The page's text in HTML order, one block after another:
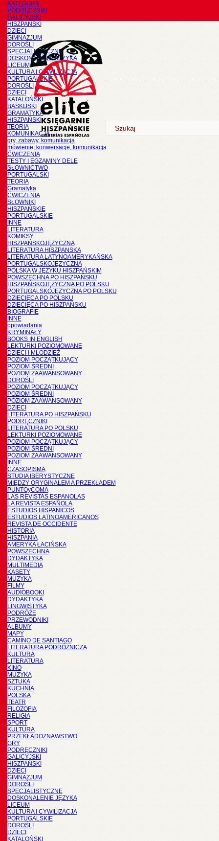
KATEGORIE
PODRĘCZNIKI
GALICYJSKI
HISZPAŃSKI
DZIECI
GIMNAZJUM
DOROŚLI
SPECJALISTYCZNE
DOSKONALENIE JĘZYKA
LICEUM
KULTURA I CYWILIZACJA
PORTUGALSKIE
DOROŚLI
DZIECI
KATALOŃSKI
BASKIJSKI
GRAMATYKA
HISZPAŃSKI
TEORIA
KOMUNIKACJA
gry, zabawy, komunikacja
mówienie, konwersacje, komunikacja
ĆWICZENIA
TESTY I EGZAMINY DELE
SŁOWNICTWO
PORTUGALSKI
TEORIA
Gramatyka
ĆWICZENIA
SŁOWNIKI
HISZPAŃSKIE
PORTUGALSKIE
INNE
LITERATURA
KOMIKSY
HISZPAŃSKOJĘZYCZNA
LITERATURA HISZPANSKA
LITERATURA LATYNOAMERYKAŃSKA
PORTUGALSKOJĘZYCZNA
POLSKA W JĘZYKU HISZPAŃSKIM
POWSZECHNA PO HISZPAŃSKU
HISZPAŃSKOJĘZYCZNA PO POLSKU
PORTUGALSKOJĘZYCZNA PO POLSKU
DZIECIĘCA PO POLSKU
DZIECIĘCA PO HISZPAŃSKU
BIOGRAFIE
INNE
opowiadania
KRYMINAŁY
BOOKS IN ENGLISH
LEKTURKI POZIOMOWANE
DZIECI I MŁODZIEŻ
POZIOM POCZĄTKUJĄCY
POZIOM ŚREDNI
POZIOM ZAAWANSOWANY
DOROŚLI
POZIOM POCZĄTKUJĄCY
POZIOM ŚREDNI
POZIOM ZAAWANSOWANY
DZIECI
LITERATURA PO HISZPAŃSKU
PODRĘCZNIKI
LITERATURA PO POLSKU
LEKTURKI POZIOMOWANE
POZIOM POCZĄTKUJĄCY
POZIOM ŚREDNI
POZIOM ZAAWANSOWANY
INNE
CZASOPISMA
STUDIA IBERYSTYCZNE
MIĘDZY ORYGINAŁEM A PRZEKŁADEM
PUNTOyCOMA
LAS REVISTAS ESPANOLAS
LA REVISTA ESPAÑOLA
ESTUDIOS HISPANICOS
ESTUDIOS LATINOAMERICANOS
REVISTA DE OCCIDENTE
HISTORIA
HISZPANIA
AMERYKA ŁACIŃSKA
POWSZECHNA
DYDAKTYKA
MULTIMEDIA
KASETY
MUZYKA
FILMY
AUDIOBOOKI
DYDAKTYKA
LINGWISTYKA
PODRÓŻE
PRZEWODNIKI
ALBUMY
MAPY
CAMINO DE SANTIAGO
LITERATURA PODRÓŻNICZA
KULTURA
LITERATURA
KINO
MUZYKA
SZTUKA
KUCHNIA
POLSKA
TEATR
FILOZOFIA
RELIGIA
SPORT
KULTURA
PRZEKŁADOZNAWSTWO
GRY
PODRĘCZNIKI
GALICYJSKI
HISZPAŃSKI
DZIECI
GIMNAZJUM
DOROŚLI
SPECJALISTYCZNE
DOSKONALENIE JĘZYKA
LICEUM
KULTURA I CYWILIZACJA
PORTUGALSKIE
DOROŚLI
DZIECI
KATALOŃSKI